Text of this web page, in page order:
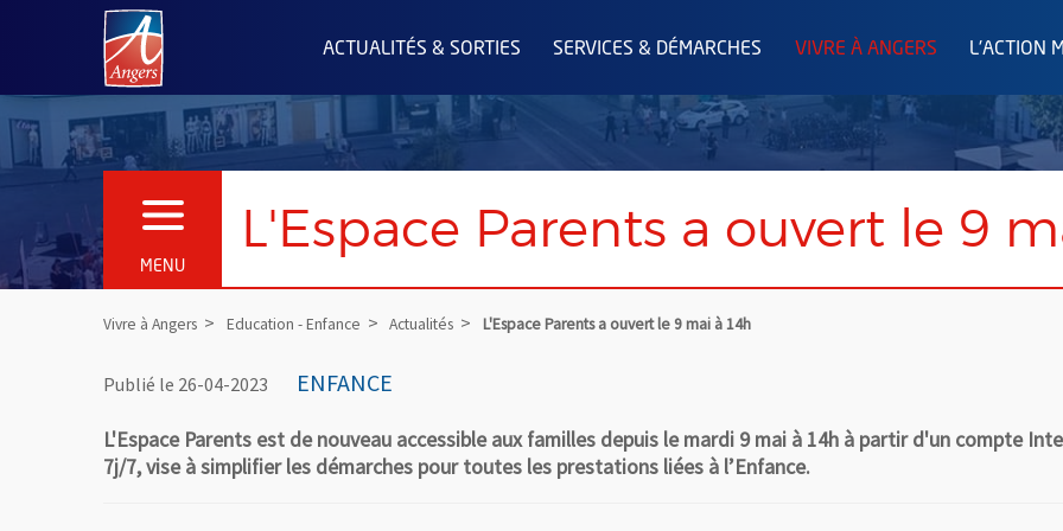
Angers.fr : Retour à l'accueil
ACTUALITÉS & SORTIES SERVICES & DÉMARCHES VIVRE À ANGERS L'ACTION
MENU
OUVRIR LE MENU L'Espace Parents a ouvert le 9
Vivre à Angers Education - Enfance Actualités L'Espace Parents a ouvert le 9 mai à 14h
Publié le 26-04-2023 ENFANCE
L'Espace Parents est de nouveau accessible aux familles depuis le mardi 9 mai à 14h à partir d'un compte
7j/7, vise à simplifier les démarches pour toutes les prestations liées à l’Enfance.